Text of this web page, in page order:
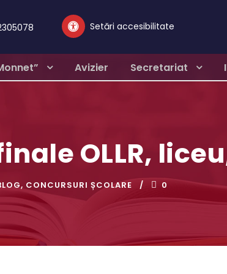
Setări accesibilitate
Avizier Secretariat
OLLR,
, CONCURSURI ȘCOLARE 0